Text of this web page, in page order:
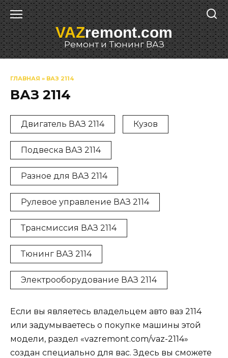
Перейти
к
содержаниюVAZremont.com
Ремонт и Тюнинг ВАЗ
ГЛАВНАЯ » ВАЗ 2114
ВАЗ 2114
Двигатель ВАЗ 2114 Кузов
Подвеска ВАЗ 2114
Разное для ВАЗ 2114
Рулевое управление ВАЗ 2114
Трансмиссия ВАЗ 2114
Тюнинг ВАЗ 2114
Электрооборудование ВАЗ 2114
Если вы являетесь владельцем авто ваз 2114
или задумываетесь о покупке машины этой
модели, раздел «vazremont.com/vaz-2114»
создан специально для вас. Здесь вы сможете